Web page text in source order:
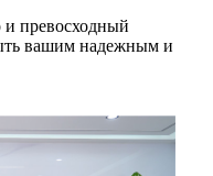
и превосходный
вашим надежным и